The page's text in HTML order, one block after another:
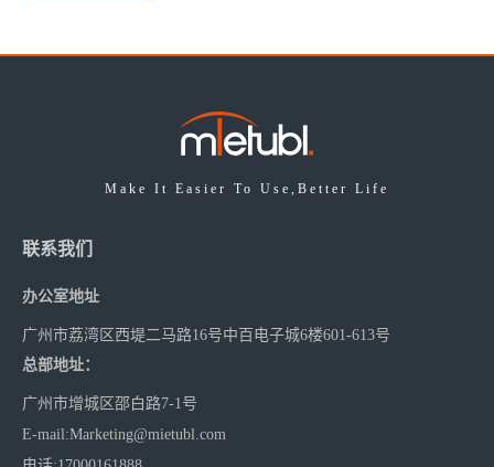
Make It Easier To Use,Better Life
联系我们
办公室地址
广州市荔湾区西堤二马路16号中百电子城6楼601-613号
总部地址：
广州市增城区邵白路7-1号
E-mail :Marketing@mietubl.com